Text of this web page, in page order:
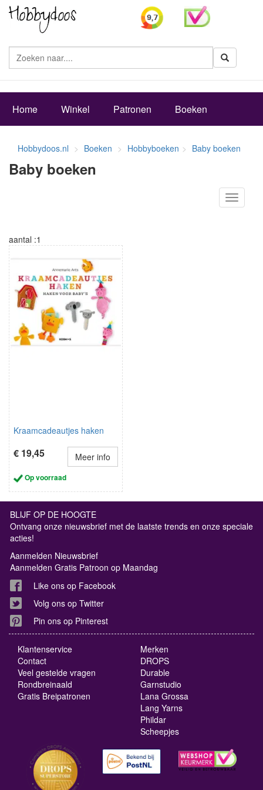
Home Winkel Patronen Boeken
Hobbydoos.nl Boeken Hobbyboeken Baby boeken
Baby boeken
Toggle
aantal :1
Kraamcadeautjes haken
€ 19,45 Meer info
Op voorraad
BLIJF OP DE HOOGTE
Ontvang onze nieuwsbrief met de laatste trends en onze speciale
acties!
Aanmelden Nieuwsbrief
Aanmelden Gratis Patroon op Maandag
Like ons op Facebook
Volg ons op Twitter
Pin ons op Pinterest
Klantenservice
Contact
Veel gestelde vragen
Rondbreinaald
Gratis Breipatronen
Merken
DROPS
Durable
Garnstudio
Lana Grossa
Lang Yarns
Phildar
Scheepjes